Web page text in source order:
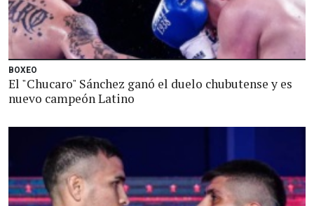
BOXEO
El "Chucaro" Sánchez ganó el duelo chubutense y es
nuevo campeón Latino